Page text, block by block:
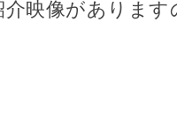
介映像がありま